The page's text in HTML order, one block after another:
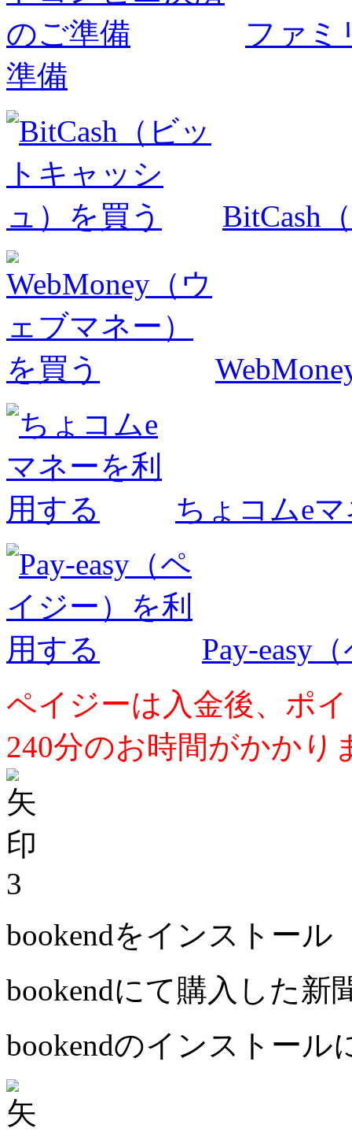
ファミ
準備
BitCash
ちょコムe
Pay-easy
ペイジーは入金後、ポ
240分のお時間がかかり
3
bookendをインストール
bookendにて購入した新
bookendのインストール